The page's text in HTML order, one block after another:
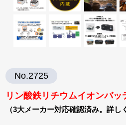
No.2725
リン酸鉄リチウムイオンバッ
（3大メーカー対応確認済み。詳し